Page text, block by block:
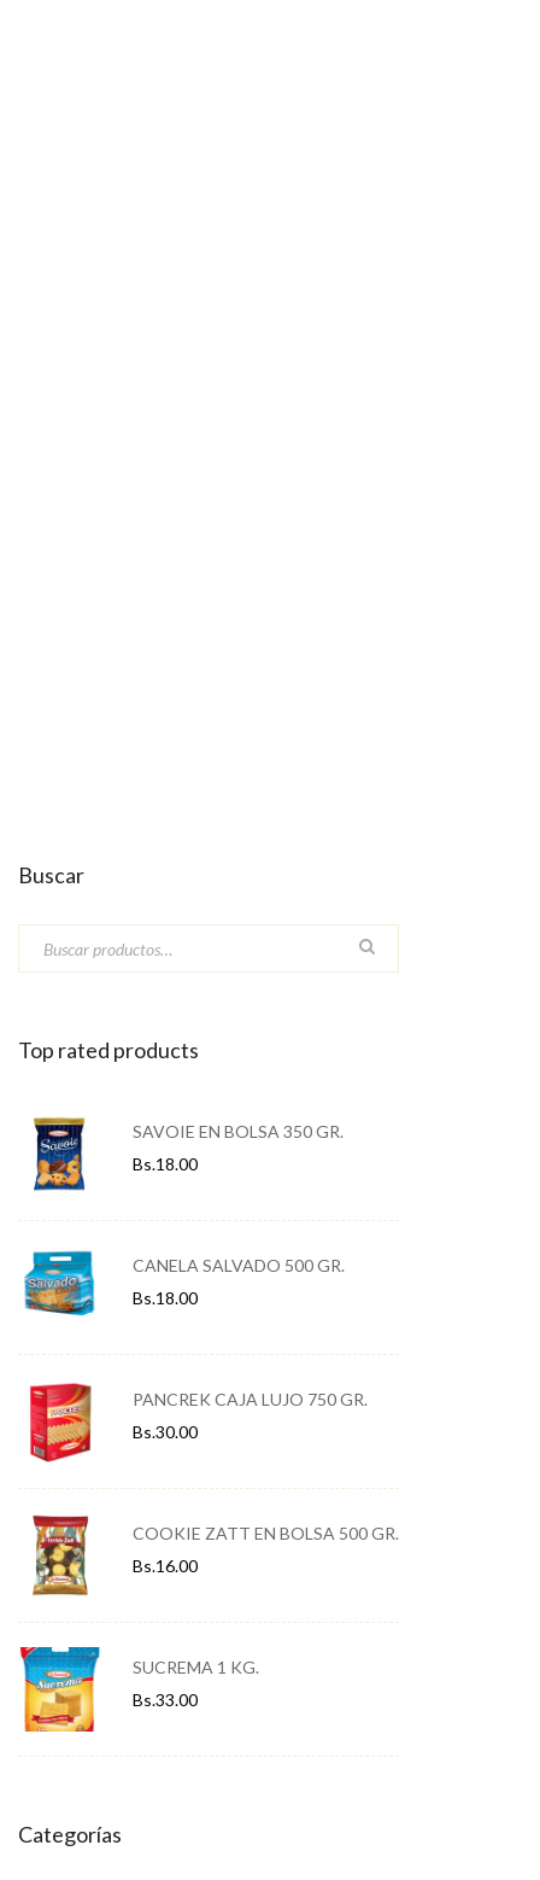
Buscar
Top rated products
SAVOIE EN BOLSA 350 GR.
Bs.18.00
CANELA SALVADO 500 GR.
Bs.18.00
PANCREK CAJA LUJO 750 GR.
Bs.30.00
COOKIE ZATT EN BOLSA 500 GR.
Bs.16.00
SUCREMA 1 KG.
Bs.33.00
Categorías